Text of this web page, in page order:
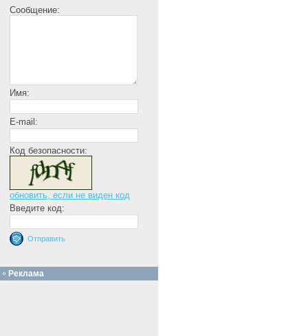
Сообщение:
Имя:
E-mail:
Код безопасности:
обновить, если не виден код
Введите код:
Реклама